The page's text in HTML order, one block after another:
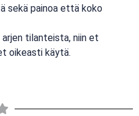
sekä painoa että koko
tilanteista, niin et
oikeasti käytä.